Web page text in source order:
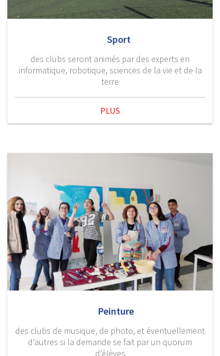
Sport
des clubs seront animés par des experts en
informatique, robotique, sciences de la vie et de la
terre
PLUS
Peinture
des clubs de musique, de photo, et éventuellement
d’autres si la demande se fait par un quorum
d’élèves